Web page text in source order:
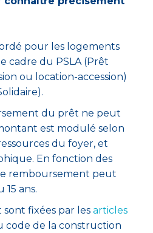
pour les logements
cadre du PSLA (Prêt
ou location-accession)
du prêt ne peut
est modulé selon
du foyer, et
En fonction des
remboursement peut
15 ans.
fixées par les articles
code de la construction